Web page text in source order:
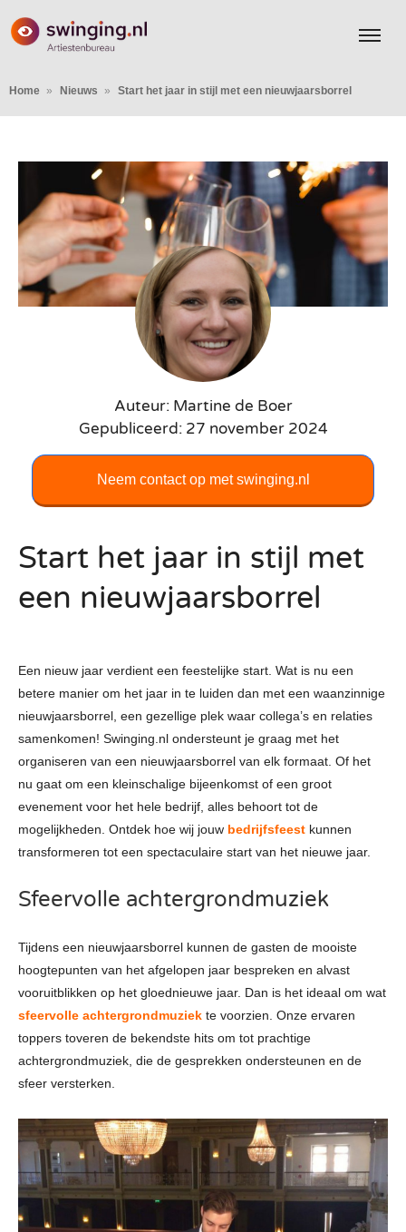
Home Nieuws Start het jaar in stijl met een nieuwjaarsborrel
Auteur: Martine de Boer
Gepubliceerd: 27 november 2024
Neem contact op met swinging.nl
Start het jaar in stijl met
een nieuwjaarsborrel
Een nieuw jaar verdient een feestelijke start. Wat is nu een
betere manier om het jaar in te luiden dan met een waanzinnige
nieuwjaarsborrel, een gezellige plek waar collega’s en relaties
samenkomen! Swinging.nl ondersteunt je graag met het
organiseren van een nieuwjaarsborrel van elk formaat. Of het
nu gaat om een kleinschalige bijeenkomst of een groot
evenement voor het hele bedrijf, alles behoort tot de
mogelijkheden. Ontdek hoe wij jouw bedrijfsfeest kunnen
transformeren tot een spectaculaire start van het nieuwe jaar.
Sfeervolle achtergrondmuziek
Tijdens een nieuwjaarsborrel kunnen de gasten de mooiste
hoogtepunten van het afgelopen jaar bespreken en alvast
vooruitblikken op het gloednieuwe jaar. Dan is het ideaal om wat
sfeervolle achtergrondmuziek te voorzien. Onze ervaren
toppers toveren de bekendste hits om tot prachtige
achtergrondmuziek, die de gesprekken ondersteunen en de
sfeer versterken.